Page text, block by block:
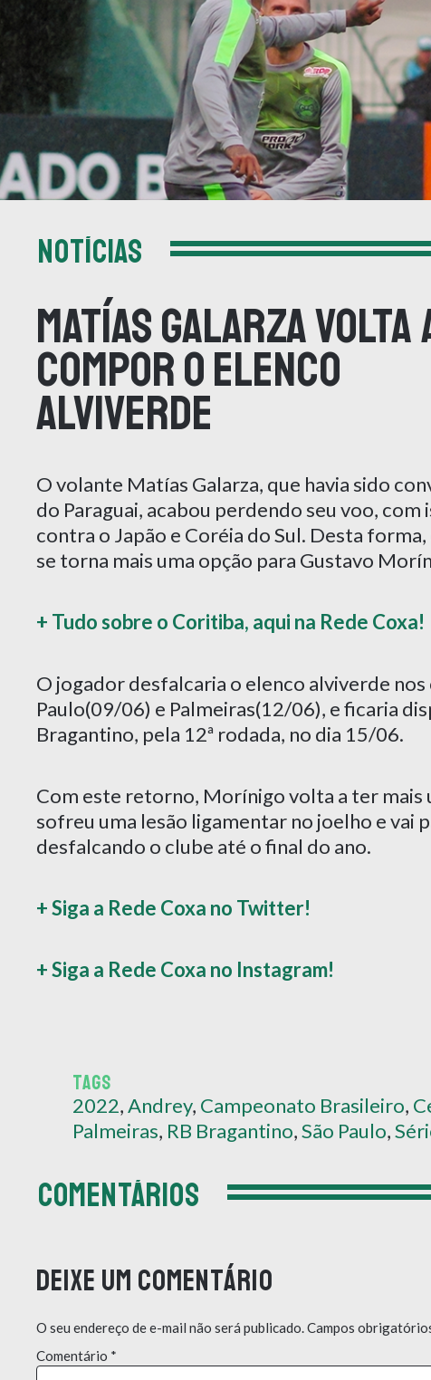
NOTÍCIAS
Matías Galarza volta
compor o elenco
alviverde
O volante Matías Galarza, que havia sido
do Paraguai, acabou perdendo seu voo,
contra o Japão e Coréia do Sul. Desta
se torna mais uma opção para Gustavo
+ Tudo sobre o Coritiba, aqui na Rede Coxa!
O jogador desfalcaria o elenco alviverde
Paulo(09/06) e Palmeiras(12/06), e ficaria
Bragantino, pela 12ª rodada, no dia 15/06.
Com este retorno, Morínigo volta a ter mais
sofreu uma lesão ligamentar no joelho e vai
desfalcando o clube até o final do ano.
+ Siga a Rede Coxa no Twitter!
+ Siga a Rede Coxa no Instagram!
TAGS
2022,Andrey, Campeonato Brasileiro,
Palmeiras, RB Bragantino,São Paulo,
COMENTÁRIOS
Deixe um comentário
O seu endereço de e-mail não será publicado.Campos
Comentário *